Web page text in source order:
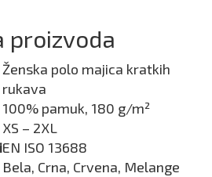
proizvoda
Ženska polo majica kratkih
rukava
100% pamuk, 180 g/m²
XS – 2XL
EN ISO 13688
Bela, Crna, Crvena, Melange